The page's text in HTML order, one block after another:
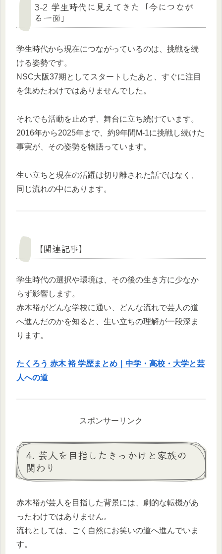
3-2 学生時代に見えてきた「今につなが
る一面」
学生時代から現在につながっているのは、挑戦を続
ける姿勢です。
NSC大阪37期としてスタートしたあと、すぐに注目
を集めたわけではありませんでした。
それでも活動を止めず、舞台に立ち続けています。
2016年から2025年まで、約9年間M-1に挑戦し続けた
事実が、その姿勢を物語っています。
生い立ちと現在の活躍は切り離された話ではなく、
同じ流れの中にあります。
【関連記事】
学生時代の選択や環境は、その後の生き方に少なか
らず影響します。
赤木裕がどんな学校に通い、どんな流れで芸人の道
へ進んだのかを知ると、生い立ちの理解が一段深ま
ります。
たくろう 赤木 裕 学歴まとめ｜中学・高校・大学と芸
人への道
スポンサーリンク
4. 芸人を目指したきっかけと家族の
関わり
赤木裕が芸人を目指した背景には、劇的な転機があ
ったわけではありません。
流れとしては、ごく自然にお笑いの道へ進んでいま
す。